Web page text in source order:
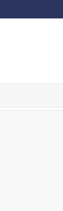
to
fenyeget,